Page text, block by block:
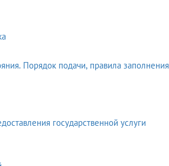
Порядок подачи, правила заполнения
государственной услуги